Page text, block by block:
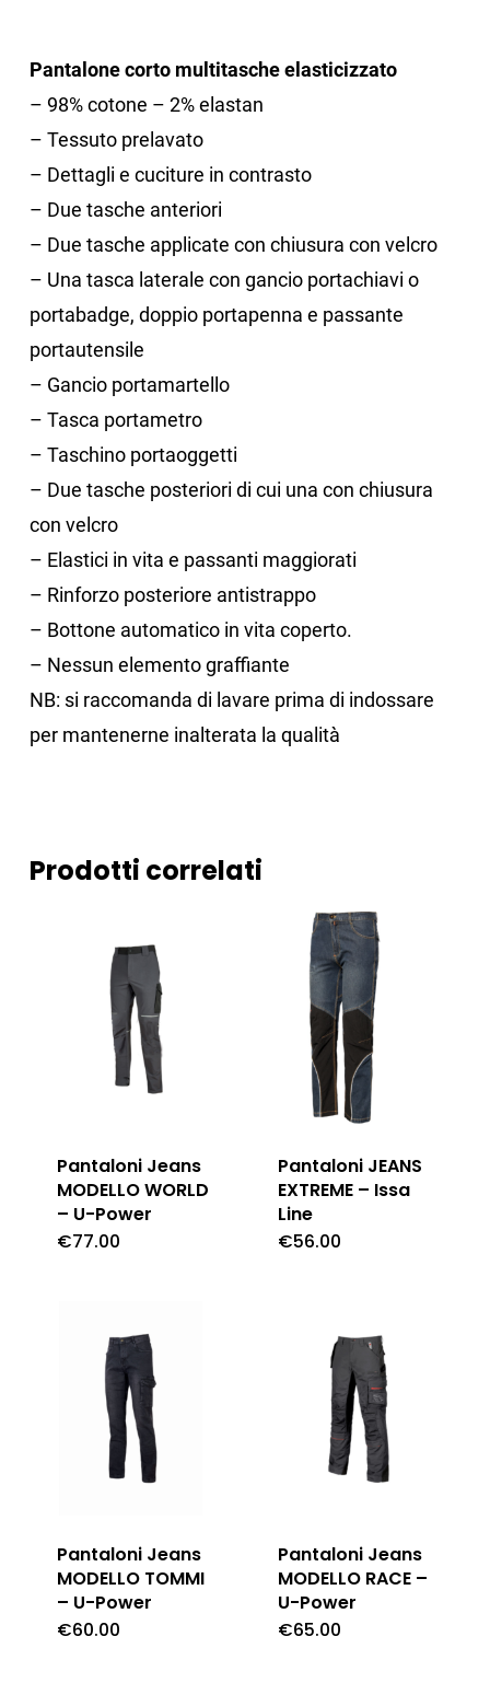
Pantalone corto multitasche elasticizzato
– 98% cotone – 2% elastan
– Tessuto prelavato
– Dettagli e cuciture in contrasto
– Due tasche anteriori
– Due tasche applicate con chiusura con velcro
– Una tasca laterale con gancio portachiavi o
portabadge, doppio portapenna e passante
portautensile
– Gancio portamartello
– Tasca portametro
– Taschino portaoggetti
– Due tasche posteriori di cui una con chiusura
con velcro
– Elastici in vita e passanti maggiorati
– Rinforzo posteriore antistrappo
– Bottone automatico in vita coperto.
– Nessun elemento graffiante
NB: si raccomanda di lavare prima di indossare
per mantenerne inalterata la qualità
Prodotti correlati
Pantaloni Jeans
MODELLO WORLD
– U-Power
€77.00
Pantaloni JEANS
EXTREME – Issa
Line
€56.00
Pantaloni Jeans
MODELLO TOMMI
– U-Power
€60.00
Pantaloni Jeans
MODELLO RACE –
U-Power
€65.00